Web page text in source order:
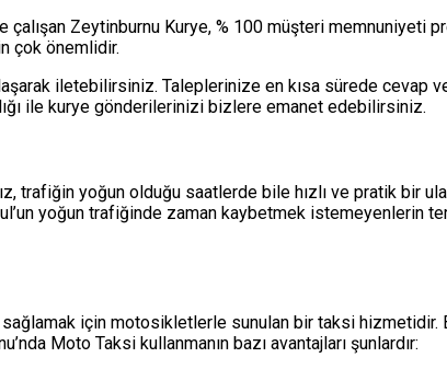
Zeytinburnu Kurye, % 100 müşteri memnuniyeti
çok önemlidir.
iletebilirsiniz. Taleplerinize en kısa sürede cevap
ile kurye gönderilerinizi bizlere emanet edebilirsiniz.
trafiğin yoğun olduğu saatlerde bile hızlı ve pratik bir
yoğun trafiğinde zaman kaybetmek
için motosikletlerle sunulan bir taksi hizmetidir.
Moto Taksi kullanmanın bazı avantajları şunlardır: